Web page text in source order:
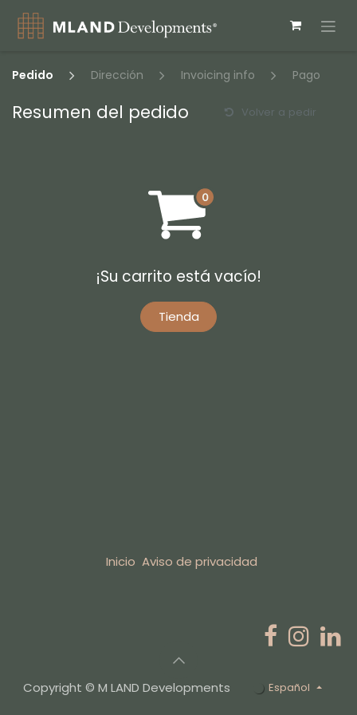
Pedido Dirección Invoicing info Pago
Resumen del pedido Volver a pedir
¡Su carrito está vacío!
Tienda
Inicio Aviso de privacidad
Copyright © M LAND Developments Español